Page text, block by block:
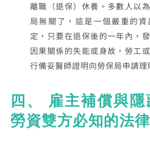
離職（退保）休養。多數人以
局無關了，這是一個嚴重的
定，只要在退保後的一年內，
因果關係的失能或身故，勞工
行備妥醫師證明向勞保局申請理
四、 雇主補償與隱
勞資雙方必知的法